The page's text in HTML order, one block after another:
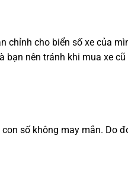
chỉnh cho biển số xe của
bạn nên tránh khi mua xe
số không may mắn. Do